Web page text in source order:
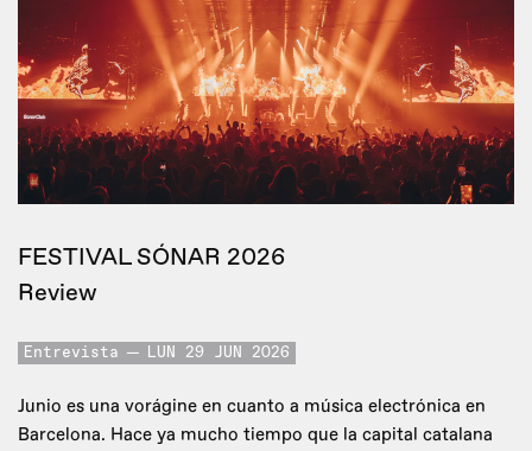
FESTIVAL SÓNAR 2026
Review
Entrevista LUN 29 JUN 2026
Junio es una vorágine en cuanto a música electrónica en
Barcelona. Hace ya mucho tiempo que la capital catalana